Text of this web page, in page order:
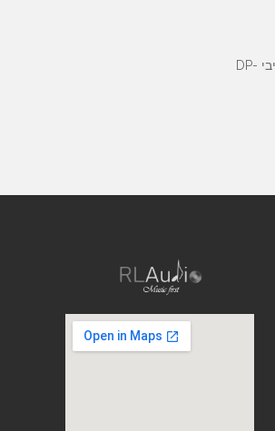
נגן הדגל של Accuphase בתצורה חד-קופסתית. ה- DP-750 הוא נגן SACD/CD/DAC המשקף את טכנולוגיית העל של השילוב האולטימטיבי DP-